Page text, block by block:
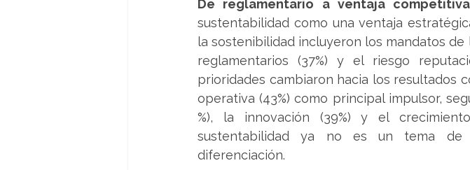
De reglamentario a ventaja
sustentabilidad como una ventaja
la sostenibilidad incluyeron los mandatos de
reglamentarios (37%) y el riesgo
prioridades cambiaron hacia los resultados
operativa (43%) como principal impulsor,
%), la innovación (39%) y el
sustentabilidad ya no es un tema de
diferenciación.